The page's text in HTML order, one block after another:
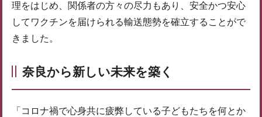
理をはじめ、関係者の方々の尽力もあり、安全かつ安心
してワクチンを届けられる輸送態勢を確立することがで
きました。
奈良から新しい未来を築く
「コロナ禍で心身共に疲弊している子どもたちを何とか